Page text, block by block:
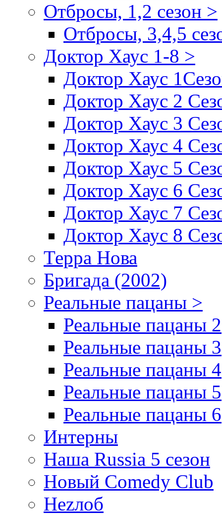
Отбросы, 1,2 сезон >
Отбросы, 3,4,5
Доктор Хаус 1-8 >
Доктор Хаус
Доктор Хаус 2
Доктор Хаус 3
Доктор Хаус 4
Доктор Хаус 5
Доктор Хаус 6
Доктор Хаус 7
Доктор Хаус 8
Терра Нова
Бригада (2002)
Реальные пацаны >
Реальные пацаны 2
Реальные пацаны 3
Реальные пацаны 4
Реальные пацаны 5
Реальные пацаны 6
Интерны
Наша Russia 5 сезон
Новый Comedy Club
Неzлоб